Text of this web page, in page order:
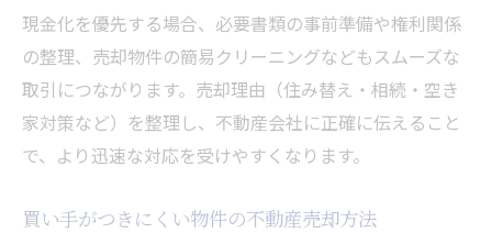
現金化を優先する場合、必要書類の事前準備や権利関係
の整理、売却物件の簡易クリーニングなどもスムーズな
取引につながります。売却理由（住み替え・相続・空き
家対策など）を整理し、不動産会社に正確に伝えること
で、より迅速な対応を受けやすくなります。
買い手がつきにくい物件の不動産売却方法